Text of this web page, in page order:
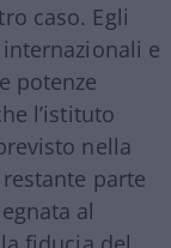
caso. Egli
e
potenze
l’istituto
nella
parte
al